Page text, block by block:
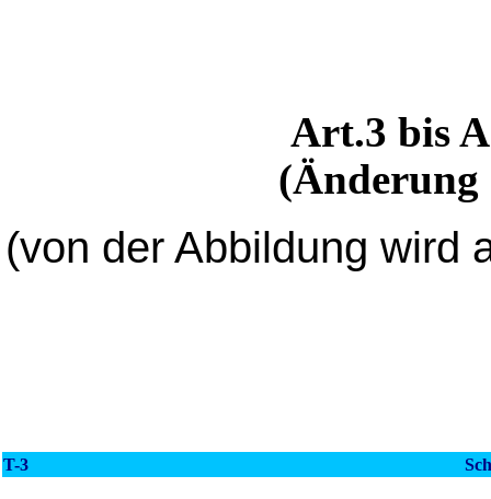
Art.3 bis
(Änderung
(von der Abbildung wird
T-3